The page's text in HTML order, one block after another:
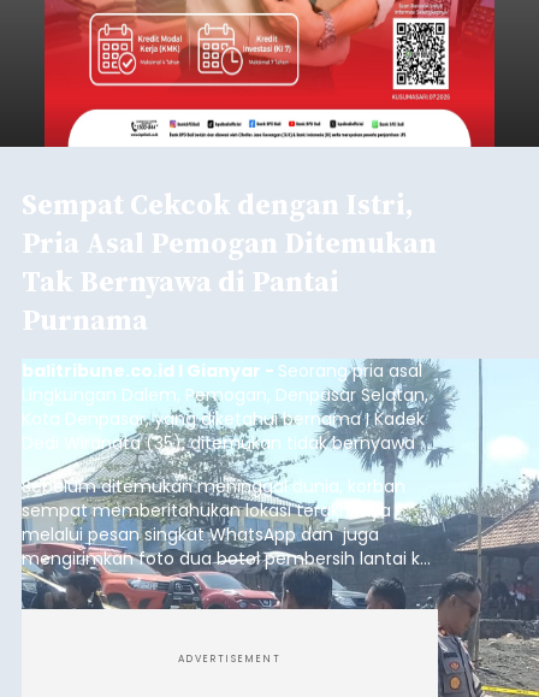
Sempat Cekcok dengan Istri,
Pria Asal Pemogan Ditemukan
Tak Bernyawa di Pantai
Purnama
balitribune.co.id I Gianyar - Seorang pria asal
Lingkungan Dalem, Pemogan, Denpasar Selatan,
Kota Denpasar, yang diketahui bernama I Kadek
Dedi Wiranata (35), ditemukan tidak bernyawa di
pesisir Pantai Purnama, Sukawati.
Sebelum ditemukan meninggal dunia, korban
sempat memberitahukan lokasi terakhirnya
melalui pesan singkat WhatsApp dan juga
mengirimkan foto dua botol pembersih lantai ke
istrinya.
ADVERTISEMENT